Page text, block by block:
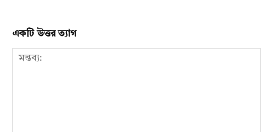
একটি উত্তর ত্যাগ